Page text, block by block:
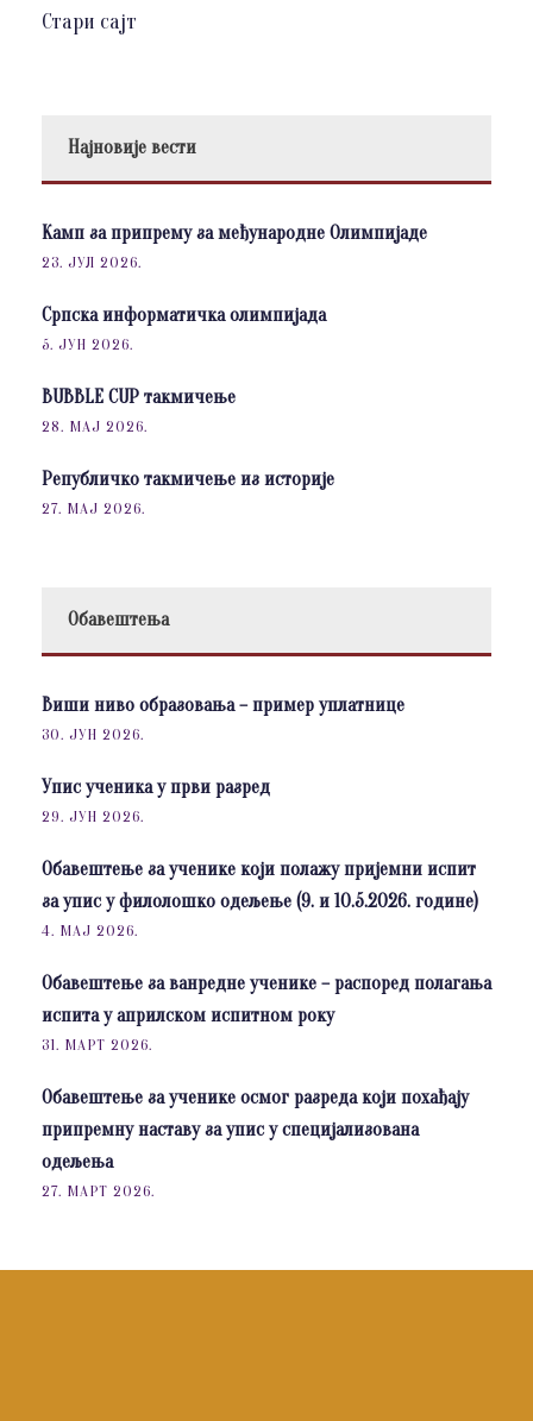
Стари сајт
Најновије вести
Камп за припрему за међународне Олимпијаде
23. ЈУЛ 2026.
Српска информатичка олимпијада
5. ЈУН 2026.
BUBBLE CUP такмичење
28. МАЈ 2026.
Републичко такмичење из историје
27. МАЈ 2026.
Обавештења
Виши ниво образовања – пример уплатнице
30. ЈУН 2026.
Упис ученика у први разред
29. ЈУН 2026.
Обавештење за ученике који полажу пријемни испит
за упис у филолошко одељење (9. и 10.5.2026. године)
4. МАЈ 2026.
Обавештење за ванредне ученике – распоред полагања
испита у априлском испитном року
31. МАРТ 2026.
Обавештење за ученике осмог разреда који похађају
припремну наставу за упис у специјализована
одељења
27. МАРТ 2026.